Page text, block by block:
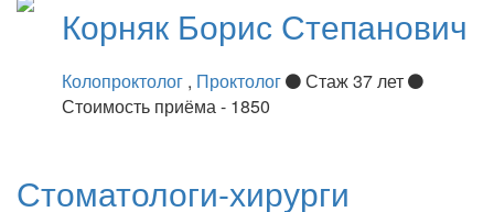
Корняк Борис Степанович
Колопроктолог , Проктолог
Стаж 37 лет
Стоимость приёма - 1850
Стоматологи-хирурги